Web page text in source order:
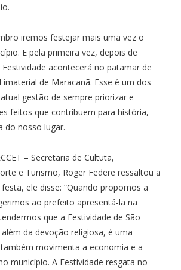
iremos festejar mais uma vez o
E pela primeira vez, depois de
acontecerá no patamar de
de Maracanã. Esse é um dos
gestão de sempre priorizar e
feitos que contribuem para história,
do nosso lugar.
– Secretaria de Cultuta,
e Turismo, Roger Federe ressaltou a
ele disse: “Quando propomos a
ao prefeito apresentá-la na
que a Festividade de São
da devoção religiosa, é uma
movimenta a economia e a
município. A Festividade resgata no